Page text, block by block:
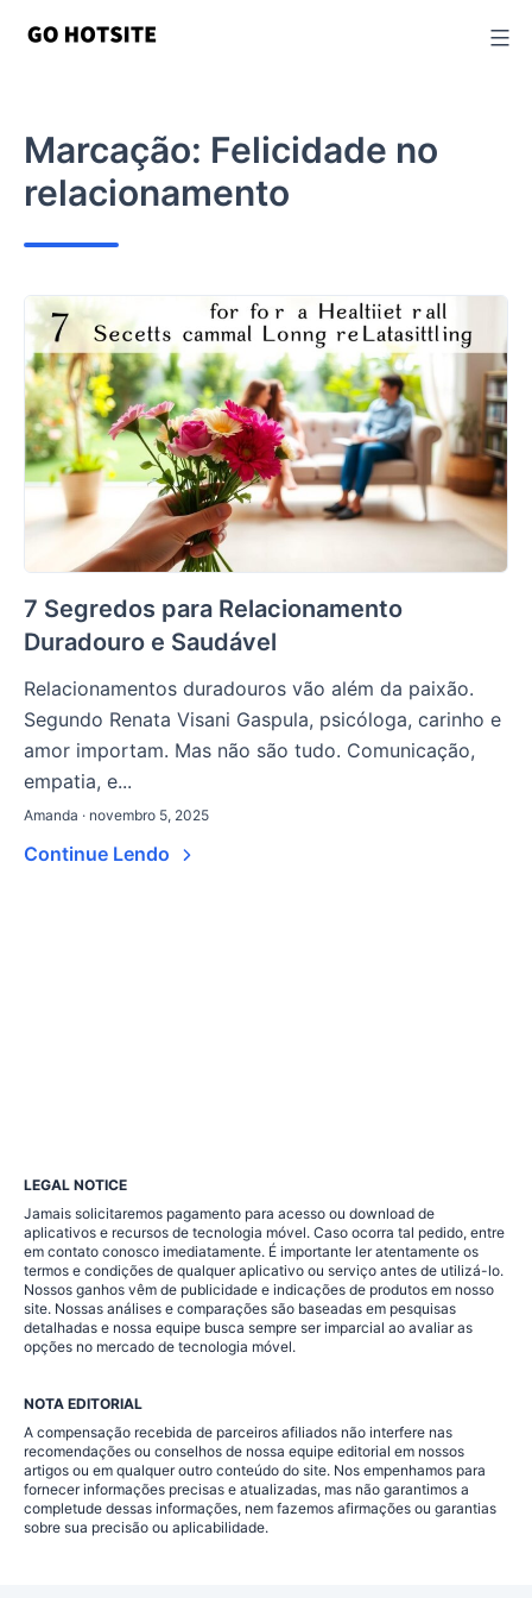
Marcação: Felicidade no
relacionamento
7 Segredos para Relacionamento
Duradouro e Saudável
Relacionamentos duradouros vão além da paixão.
Segundo Renata Visani Gaspula, psicóloga, carinho e
amor importam. Mas não são tudo. Comunicação,
empatia, e...
Amanda · novembro 5, 2025
Continue Lendo
LEGAL NOTICE
Jamais solicitaremos pagamento para acesso ou download de
aplicativos e recursos de tecnologia móvel. Caso ocorra tal pedido, entre
em contato conosco imediatamente. É importante ler atentamente os
termos e condições de qualquer aplicativo ou serviço antes de utilizá-lo.
Nossos ganhos vêm de publicidade e indicações de produtos em nosso
site. Nossas análises e comparações são baseadas em pesquisas
detalhadas e nossa equipe busca sempre ser imparcial ao avaliar as
opções no mercado de tecnologia móvel.
NOTA EDITORIAL
A compensação recebida de parceiros afiliados não interfere nas
recomendações ou conselhos de nossa equipe editorial em nossos
artigos ou em qualquer outro conteúdo do site. Nos empenhamos para
fornecer informações precisas e atualizadas, mas não garantimos a
completude dessas informações, nem fazemos afirmações ou garantias
sobre sua precisão ou aplicabilidade.